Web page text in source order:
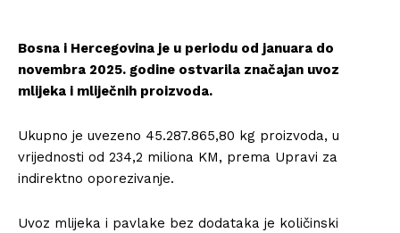
Bosna i Hercegovina je u periodu od januara do
novembra 2025. godine ostvarila značajan uvoz
mlijeka i mliječnih proizvoda.
Ukupno je uvezeno 45.287.865,80 kg proizvoda, u
vrijednosti od 234,2 miliona KM, prema Upravi za
indirektno oporezivanje.
Uvoz mlijeka i pavlake bez dodataka je količinski